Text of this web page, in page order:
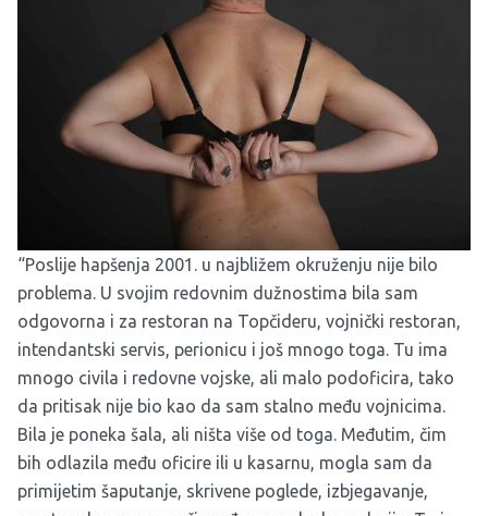
“Poslije hapšenja 2001. u najbližem okruženju nije bilo
problema. U svojim redovnim dužnostima bila sam
odgovorna i za restoran na Topčideru, vojnički restoran,
intendantski servis, perionicu i još mnogo toga. Tu ima
mnogo civila i redovne vojske, ali malo podoficira, tako
da pritisak nije bio kao da sam stalno među vojnicima.
Bila je poneka šala, ali ništa više od toga. Međutim, čim
bih odlazila među oficire ili u kasarnu, mogla sam da
primijetim šaputanje, skrivene poglede, izbjegavanje,